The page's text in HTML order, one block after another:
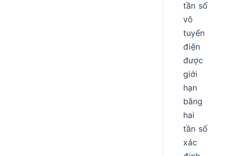
tần số
vô
tuyến
điện
được
giới
hạn
bằng
hai
tần số
xác